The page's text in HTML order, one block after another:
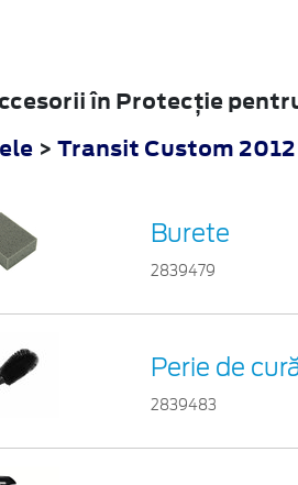
în Protecţie
> Transit Custom 2012
Burete
2839479
Perie de
2839483